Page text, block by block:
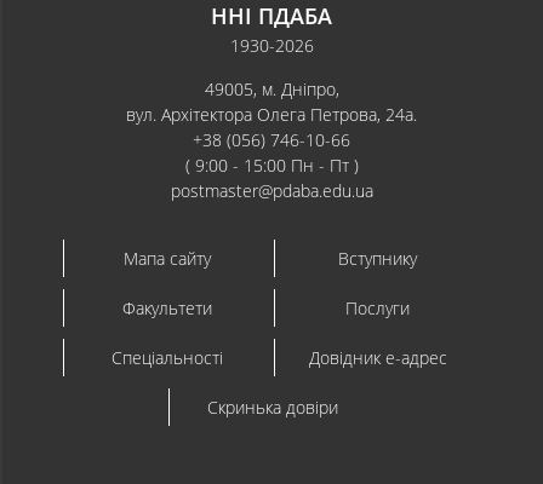
ННІ ПДАБА
1930-2026
49005, м. Дніпро,
вул. Архітектора Олега Петрова, 24а.
+38 (056) 746-10-66
( 9:00 - 15:00 Пн - Пт )
postmaster@pdaba.edu.ua
Мапа сайту Вступнику
Факультети Послуги
Спеціальності Довідник e-адрес
Скринька довіри